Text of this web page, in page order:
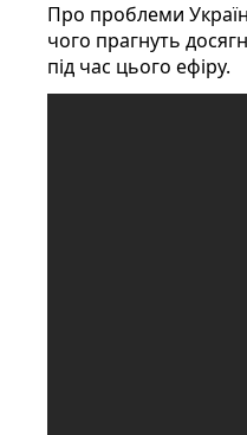
Про проблеми
чого прагнуть
під час цього ефіру.